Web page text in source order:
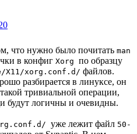
что нужно было почитать man
в конфиг Xorg по образцу
X11/xorg.conf.d/ файлов.
разбирается в линуксе, он
тривиальной операции,
будут логичны и очевидны.
уже лежит файл 50-